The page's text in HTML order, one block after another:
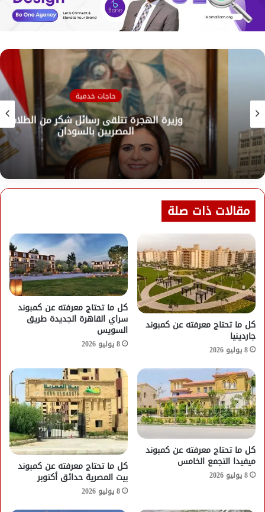
حاجات خدمية
وزيرة الهجرة تتلقى رسائل شكر من الطلاب
المصريين بالسودان
مقالات ذات صلة
كل ما تحتاج معرفته عن كمبوند
جاردينيا
8 يوليو 2026
كل ما تحتاج معرفته عن كمبوند
سراي القاهرة الجديدة طريق
السويس
8 يوليو 2026
كل ما تحتاج معرفته عن كمبوند
ميفيدا التجمع الخامس
8 يوليو 2026
كل ما تحتاج معرفته عن كمبوند
بيت المصرية حدائق أكتوبر
8 يوليو 2026